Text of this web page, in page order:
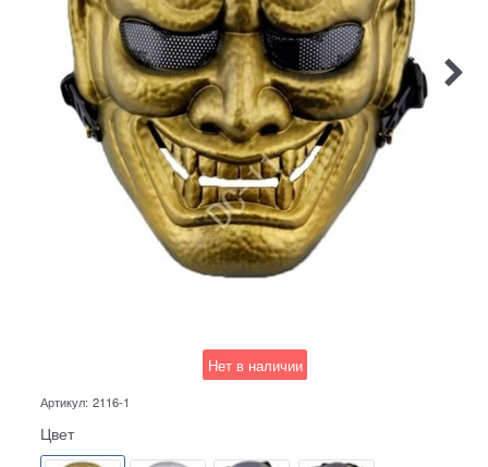
Нет в наличии
Артикул: 2116-1
Цвет